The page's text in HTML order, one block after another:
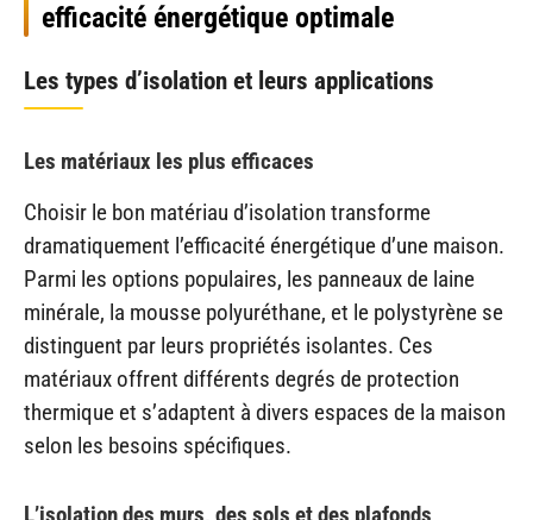
efficacité énergétique optimale
Les types d’isolation et leurs applications
Les matériaux les plus efficaces
Choisir le bon matériau d’isolation transforme
dramatiquement l’efficacité énergétique d’une maison.
Parmi les options populaires, les panneaux de laine
minérale, la mousse polyuréthane, et le polystyrène se
distinguent par leurs propriétés isolantes. Ces
matériaux offrent différents degrés de protection
thermique et s’adaptent à divers espaces de la maison
selon les besoins spécifiques.